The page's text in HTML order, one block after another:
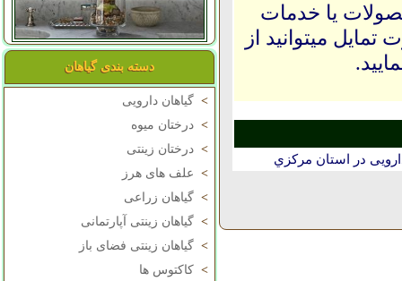
دسته بندی گیاهان
> گیاهان دارویی
> درختان میوه
> درختان زینتی
> علف های هرز
> گیاهان زراعی
> گیاهان زینتی آپارتمانی
> گیاهان زینتی فضای باز
> کاکتوس ها
یا خدمات
میتوانید از
در استان مركزي